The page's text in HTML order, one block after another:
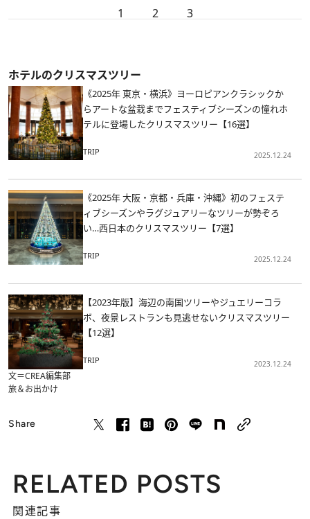
1 2 3
ホテルのクリスマスツリー
《2025年 東京・横浜》ヨーロピアンクラシックか
らアートな盆栽までフェスティブシーズンの憧れホ
テルに登場したクリスマスツリー【16選】
TRIP 2025.12.24
《2025年 大阪・京都・兵庫・沖縄》初のフェステ
ィブシーズンやラグジュアリーなツリーが勢ぞろ
い…西日本のクリスマスツリー【7選】
TRIP 2025.12.24
【2023年版】海辺の南国ツリーやジュエリーコラ
ボ、夜景レストランも見逃せないクリスマスツリー
【12選】
TRIP 2023.12.24
文＝CREA編集部
旅＆お出かけ
Share
RELATED POSTS
関連記事